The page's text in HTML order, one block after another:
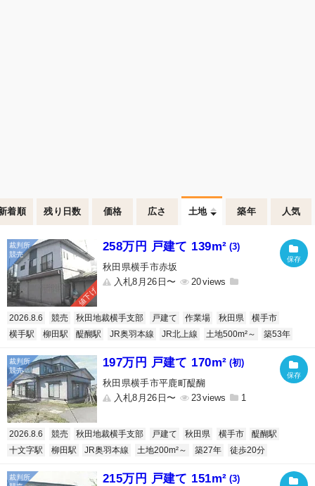
着順 残り日数 価格 広さ 土地 築年 人気
値下げ
258万円 戸建て 139m² (3)
秋田県横手市赤坂
入札8月26日〜
20
2026.8.6 競売 秋田地裁横手支部 戸建て 作業場 秋田県
横手市
横手駅
柳田駅 醍醐駅 JR奥羽本線 JR北上線 土地500m²～ 築53年
197万円 戸建て 170m² (初)
秋田県横手市平鹿町醍醐
入札8月26日〜
23 1
2026.8.6 競売 秋田地裁横手支部 戸建て 秋田県 横手市
醍醐駅
十文字駅
柳田駅 JR奥羽本線 土地200m²～ 築27年 徒歩20分
215万円 戸建て 151m² (3)